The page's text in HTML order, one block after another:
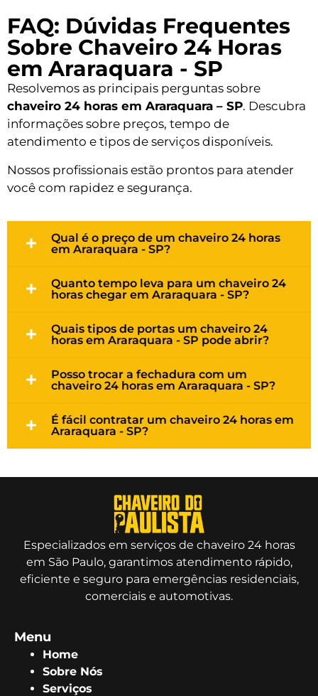
FAQ: Dúvidas Frequentes
Sobre Chaveiro 24 Horas
em Araraquara - SP
Resolvemos as principais perguntas sobre
chaveiro 24 horas em Araraquara – SP. Descubra
informações sobre preços, tempo de
atendimento e tipos de serviços disponíveis.
Nossos profissionais estão prontos para atender
você com rapidez e segurança.
Qual é o preço de um chaveiro 24 horas
em Araraquara - SP?
Quanto tempo leva para um chaveiro 24
horas chegar em Araraquara - SP?
Quais tipos de portas um chaveiro 24
horas em Araraquara - SP pode abrir?
Posso trocar a fechadura com um
chaveiro 24 horas em Araraquara - SP?
É fácil contratar um chaveiro 24 horas em
Araraquara - SP?
Especializados em serviços de chaveiro 24 horas
em São Paulo, garantimos atendimento rápido,
eficiente e seguro para emergências residenciais,
comerciais e automotivas.
Menu
Home
Sobre Nós
Serviços